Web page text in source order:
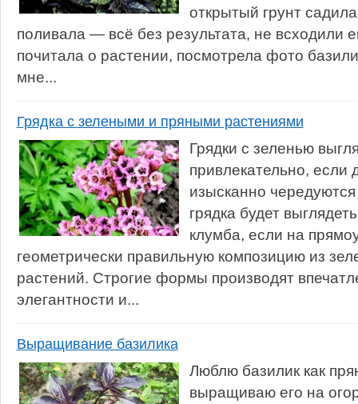
открытый грунт
поливала — всё без результата, не всходили
почитала о растении, посмотрела фото
мне...
Грядка с зелеными и пряными растениями
Грядки с зеленью
привлекательно, если
изысканно
грядка будет
клумба, если на
геометрически правильную композицию из
растений. Строгие формы производят
элегантности и...
Выращивание базилика
Люблю базилик как
выращиваю его на